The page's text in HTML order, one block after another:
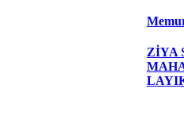
ZİYA